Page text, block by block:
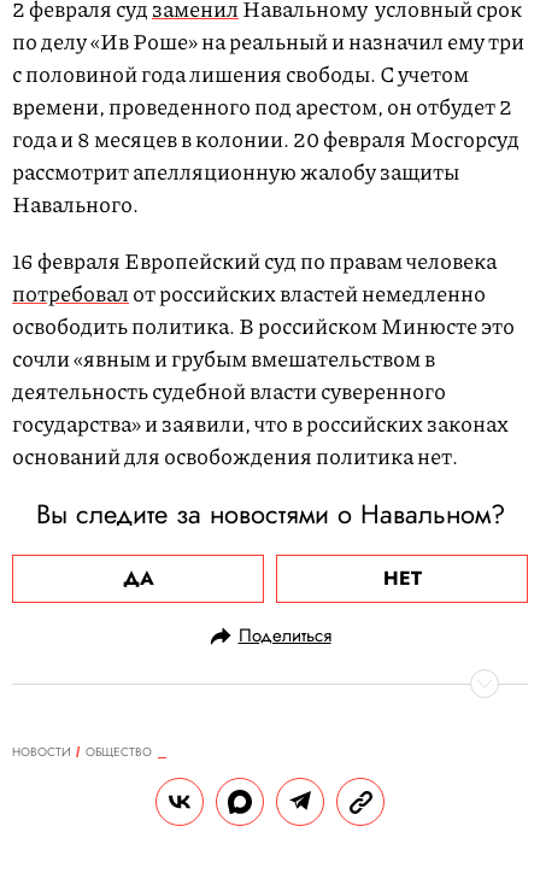
2 февраля судзаменилНавальному условный срок
по делу «Ив Роше» на реальный и назначил ему три
с половиной года лишения свободы. С учетом
времени, проведенного под арестом, он отбудет 2
года и 8 месяцев в колонии. 20 февраля Мосгорсуд
рассмотрит апелляционную жалобу защиты
Навального.
16 февраля Европейский суд по правам человека
потребовалот российских властей немедленно
освободить политика. В российском Минюсте это
сочли «явным и грубым вмешательством в
деятельность судебной власти суверенного
государства» и заявили, что в российских законах
оснований для освобождения политика нет.
Вы следите за новостями о Навальном?
ДА НЕТ
Поделиться
НОВОСТИ
ОБЩЕСТВО
Жители Техаса спасают животных